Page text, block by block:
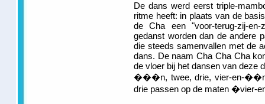
De dans werd eerst triple-
ritme heeft: in plaats van de
de Cha een "voor-terug-zij-
gedanst worden dan de andere
die steeds samenvallen met de
dans. De naam Cha Cha Cha
de vloer bij het dansen van deze
���n, twee, drie, vier-en-
drie passen op de maten